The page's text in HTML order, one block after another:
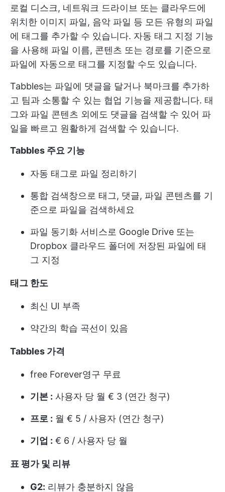
로컬 디스크, 네트워크 드라이브 또는 클라우드에
위치한 이미지 파일, 음악 파일 등 모든 유형의 파일
에 태그를 추가할 수 있습니다. 자동 태그 지정 기능
을 사용해 파일 이름, 콘텐츠 또는 경로를 기준으로
파일에 자동으로 태그를 지정할 수도 있습니다.
Tabbles는 파일에 댓글을 달거나 북마크를 추가하
고 팀과 소통할 수 있는 협업 기능을 제공합니다. 태
그와 파일 콘텐츠 외에도 댓글을 검색할 수 있어 파
일을 빠르고 원활하게 검색할 수 있습니다.
Tabbles 주요 기능
자동 태그로 파일 정리하기
통합 검색창으로 태그, 댓글, 파일 콘텐츠를 기
준으로 파일을 검색하세요
파일 동기화 서비스로 Google Drive 또는
Dropbox 클라우드 폴더에 저장된 파일에 태
그 지정
태그 한도
최신 UI 부족
약간의 학습 곡선이 있음
Tabbles 가격
free Forever영구 무료
기본 : 사용자 당 월 € 3 (연간 청구)
프로 : 월 € 5 / 사용자 (연간 청구)
기업 : € 6 / 사용자 당 월
표 평가 및 리뷰
G2: 리뷰가 충분하지 않음